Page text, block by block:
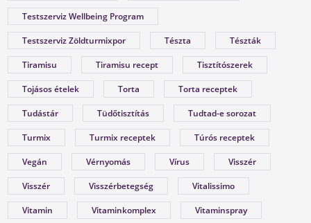
Testszerviz Wellbeing Program
Testszerviz Zöldturmixpor Tészta Tészták
Tiramisu Tiramisu recept Tisztítószerek
Tojásos ételek Torta Torta receptek
Tudástár Tüdőtisztítás Tudtad-e sorozat
Turmix Turmix receptek Túrós receptek
Vegán Vérnyomás Vírus Visszér
Visszér Visszérbetegség Vitalissimo
Vitamin Vitaminkomplex Vitaminspray